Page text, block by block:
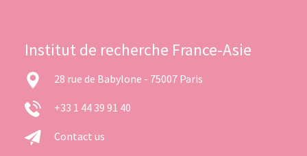
Institut de recherche France-Asie
28 rue de Babylone - 75007 Paris
+33 1 44 39 91 40
Contact us